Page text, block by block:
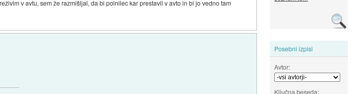
Posebni izpisi
Avtor:
Ključna beseda:
v avtu, sem že razmišljal, da bi polnilec kar prestavil v avto in bi jo vedno tam